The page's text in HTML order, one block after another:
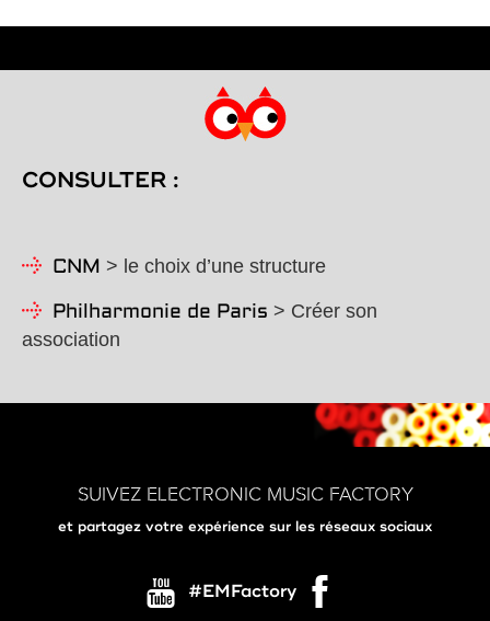
CONSULTER :
CNM > le choix d’une structure
Philharmonie de Paris > Créer son
association
SUIVEZ ELECTRONIC MUSIC FACTORY
et partagez votre expérience sur les réseaux sociaux
#EMFactory